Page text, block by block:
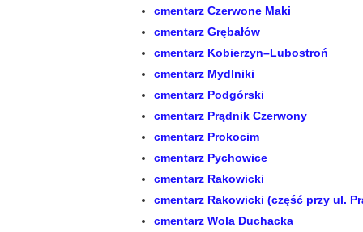
cmentarz Czerwone Maki
cmentarz Grębałów
cmentarz Kobierzyn–Lubostroń
cmentarz Mydlniki
cmentarz Podgórski
cmentarz Prądnik Czerwony
cmentarz Prokocim
cmentarz Pychowice
cmentarz Rakowicki
cmentarz Rakowicki (część przy ul.
cmentarz Wola Duchacka